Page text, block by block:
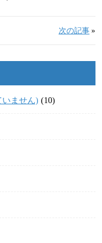
次の記事»
いません) (10)